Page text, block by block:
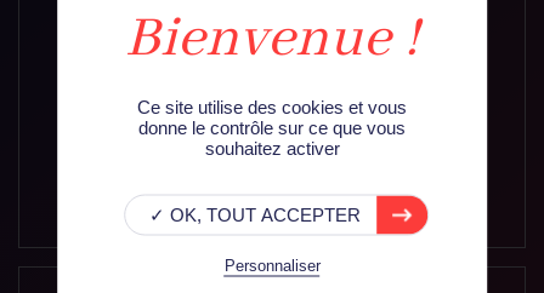
Sessions
nationales et
cycles
Ce site utilise des cookies et vous
donne le contrôle sur ce que vous
souhaitez activer
✓ OK, TOUT ACCEPTER
Personnaliser